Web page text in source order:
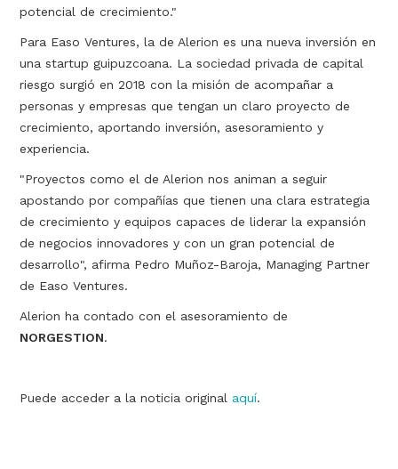
potencial de crecimiento."
Para Easo Ventures, la de Alerion es una nueva inversión en
una startup guipuzcoana. La sociedad privada de capital
riesgo surgió en 2018 con la misión de acompañar a
personas y empresas que tengan un claro proyecto de
crecimiento, aportando inversión, asesoramiento y
experiencia.
"Proyectos como el de Alerion nos animan a seguir
apostando por compañías que tienen una clara estrategia
de crecimiento y equipos capaces de liderar la expansión
de negocios innovadores y con un gran potencial de
desarrollo", afirma Pedro Muñoz-Baroja, Managing Partner
de Easo Ventures.
Alerion ha contado con el asesoramiento de
NORGESTION.
Puede acceder a la noticia original aquí.